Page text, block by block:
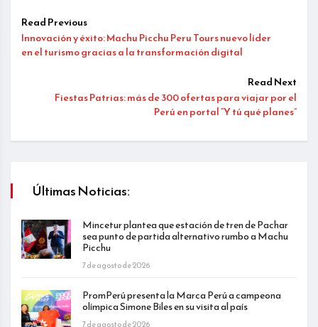
Read Previous
Innovación y éxito: Machu Picchu Peru Tours nuevo líder
en el turismo gracias a la transformación digital
Read Next
Fiestas Patrias: más de 300 ofertas para viajar por el
Perú en portal “Y tú qué planes”
Últimas Noticias:
Mincetur plantea que estación de tren de Pachar
sea punto de partida alternativo rumbo a Machu
Picchu
7 de agosto de 2026
PromPerú presenta la Marca Perú a campeona
olímpica Simone Biles en su visita al país
7 de agosto de 2026